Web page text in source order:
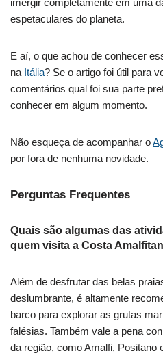
espetaculares do planeta.
E aí, o que achou de conhecer
na Itália? Se o artigo foi útil para
comentários qual foi sua parte
conhecer em algum momento.
Não esqueça de acompanhar o
por fora de nenhuma novidade.
Perguntas Frequentes
Quais são algumas das
quem visita a Costa
Além de desfrutar das belas
deslumbrante, é altamente
barco para explorar as grutas
falésias. Também vale a pena
da região, como Amalfi, Positano